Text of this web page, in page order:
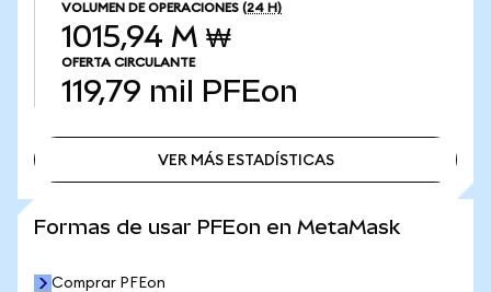
VOLUMEN DE OPERACIONES (24 H)
1015,94 M ₩
OFERTA CIRCULANTE
119,79 mil PFEon
VER MÁS ESTADÍSTICAS
Formas de usar PFEon en MetaMask
Comprar PFEon